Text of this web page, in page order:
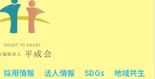
採用情報 法人情報 SDGs
地域共生